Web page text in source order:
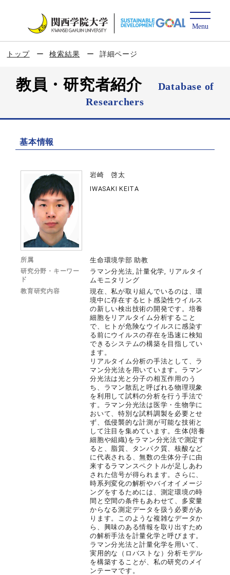
トップ 検索結果 詳細ページ
教員・研究者紹介
Database of
Researchers
基本情報
岩崎 啓太
IWASAKI KEITA
所属 生命環境学部 助教
研究分野・キーワー
ド
ラマン分光法, 計量化学, リアルタイ
ムモニタリング
教育研究内容
現在、私が取り組んでいるのは、環
境中に存在するヒト感染性ウイルス
の新しい検出技術の開発です。培養
細胞をリアルタイム分析すること
で、ヒトが危険なウイルスに感染す
る前にウイルスの存在を迅速に検知
できるシステムの構築を目指してい
ます。
リアルタイム分析の手法として、ラ
マン分光法を用いています。ラマン
分光法は光と分子の相互作用のう
ち、ラマン散乱と呼ばれる物理現象
を利用して試料の分析を行う手法で
す。ラマン分光法は医学・生物学に
おいて、特別な試料調製を必要とせ
ず、低侵襲的な計測が可能な技術と
して注目を集めています。生体(培養
細胞や組織)をラマン分光法で測定す
ると、脂質、タンパク質、核酸など
に代表される、無数の生体分子に由
来するラマンスペクトルが足しあわ
された信号が得られます。さらに、
時系列変化の解析やバイオイメージ
ングをするためには、測定環境の時
間と空間の条件もあわせて、多変量
からなる測定データを扱う必要があ
ります。このような複雑なデータか
ら、興味のある情報を取り出すため
の解析手法を計量化学と呼びます。
ラマン分光法と計量化学を用いて、
実用的な（ロバストな）分析モデル
を構築することが、私の研究のメイ
ンテーマです。